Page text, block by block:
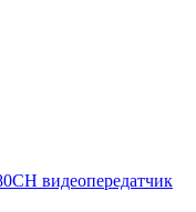
видеопередатчик